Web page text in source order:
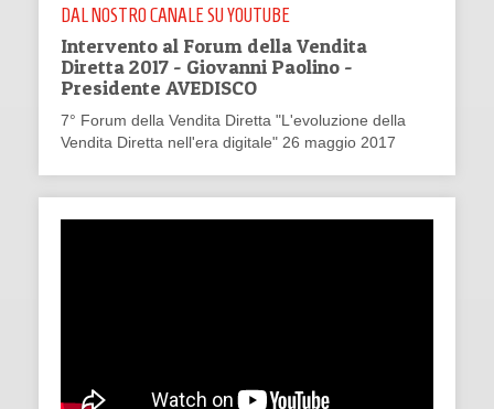
DAL NOSTRO CANALE SU YOUTUBE
Intervento al Forum della Vendita
Diretta 2017 - Giovanni Paolino -
Presidente AVEDISCO
7° Forum della Vendita Diretta "L'evoluzione della
Vendita Diretta nell'era digitale" 26 maggio 2017